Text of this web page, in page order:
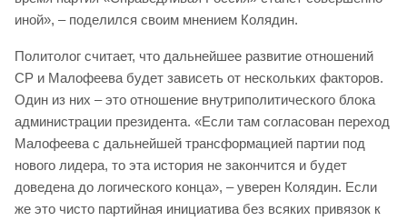
иной», – поделился своим мнением Колядин.
Политолог считает, что дальнейшее развитие отношений
СР и Малофеева будет зависеть от нескольких факторов.
Один из них – это отношение внутриполитического блока
администрации президента. «Если там согласован переход
Малофеева с дальнейшей трансформацией партии под
нового лидера, то эта история не закончится и будет
доведена до логического конца», – уверен Колядин. Если
же это чисто партийная инициатива без всяких привязок к